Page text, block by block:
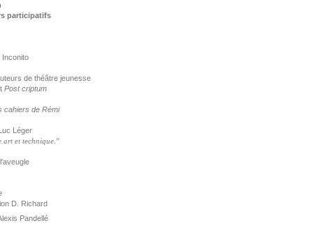
participatifs
de théâtre jeunesse
Post criptum
cahiers de Rémi
Léger
art et technique."
D. Richard
Pandellé